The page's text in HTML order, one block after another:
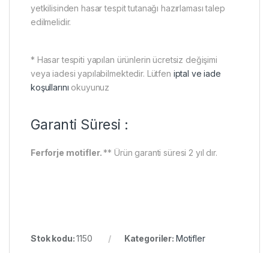
yetkilisinden hasar tespit tutanağı hazırlaması talep
edilmelidir.
* Hasar tespiti yapılan ürünlerin ücretsiz değişimi
veya iadesi yapılabilmektedir. Lütfen iptal ve iade
koşullarını okuyunuz
Garanti Süresi :
Ferforje motifler.** Ürün garanti süresi 2 yıl dır.
Stok kodu:1150 Kategoriler: Motifler